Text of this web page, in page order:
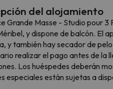
del alojamiento
Grande Masse - Studio pour 3
y dispone de balcón. El
y también hay secador de
realizar el pago antes de
Los huéspedes deberán
especiales están sujetas a